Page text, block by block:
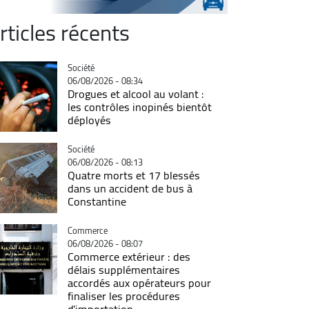
récents
Catégorie
Société
06/08/2026 - 08:34
Drogues et alcool au volant :
les contrôles inopinés bientôt
déployés
Catégorie
Société
06/08/2026 - 08:13
Quatre morts et 17 blessés
dans un accident de bus à
Constantine
Catégorie
Commerce
06/08/2026 - 08:07
Commerce extérieur : des
délais supplémentaires
accordés aux opérateurs pour
finaliser les procédures